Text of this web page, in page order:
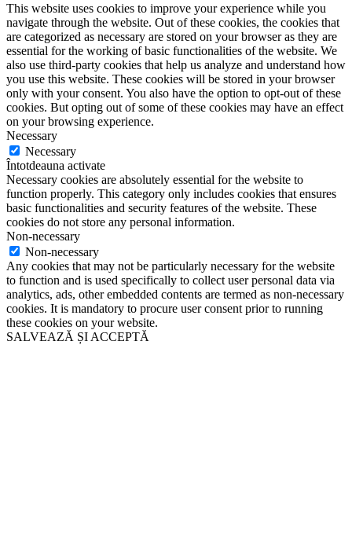
This website uses cookies to improve your experience while you
navigate through the website. Out of these cookies, the cookies that
are categorized as necessary are stored on your browser as they are
essential for the working of basic functionalities of the website. We
also use third-party cookies that help us analyze and understand how
you use this website. These cookies will be stored in your browser
only with your consent. You also have the option to opt-out of these
cookies. But opting out of some of these cookies may have an effect
on your browsing experience.
Necessary
Necessary
Întotdeauna activate
Necessary cookies are absolutely essential for the website to
function properly. This category only includes cookies that ensures
basic functionalities and security features of the website. These
cookies do not store any personal information.
Non-necessary
Non-necessary
Any cookies that may not be particularly necessary for the website
to function and is used specifically to collect user personal data via
analytics, ads, other embedded contents are termed as non-necessary
cookies. It is mandatory to procure user consent prior to running
these cookies on your website.
SALVEAZĂ ȘI ACCEPTĂ